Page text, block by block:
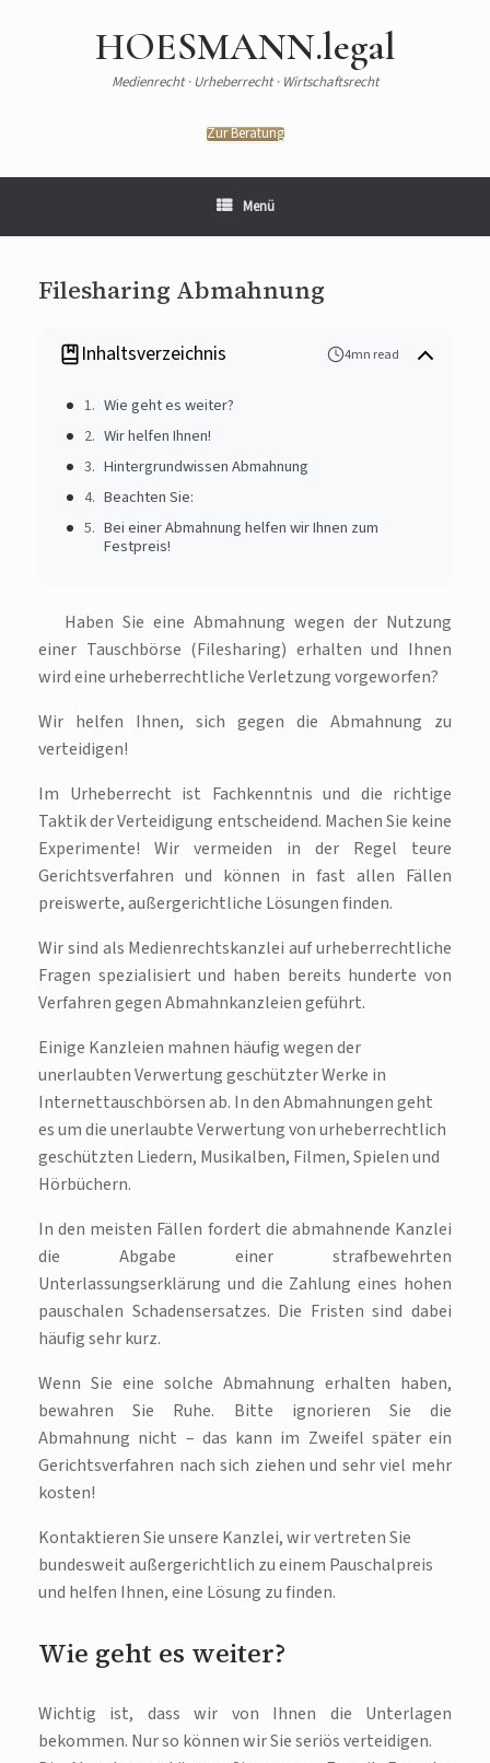
HOESMANN.legal
Medienrecht · Urheberrecht · Wirtschaftsrecht
Zur Beratung
Menü
Filesharing Abmahnung
Inhaltsverzeichnis 4mn read
Wie geht es weiter?
Wir helfen Ihnen!
Hintergrundwissen Abmahnung
Beachten Sie:
Bei einer Abmahnung helfen wir Ihnen zum
Festpreis!
Haben Sie eine Abmahnung wegen der Nutzung
einer Tauschbörse (Filesharing) erhalten und Ihnen
wird eine urheberrechtliche Verletzung vorgeworfen?
Wir helfen Ihnen, sich gegen die Abmahnung zu
verteidigen!
Im Urheberrecht ist Fachkenntnis und die richtige
Taktik der Verteidigung entscheidend. Machen Sie keine
Experimente! Wir vermeiden in der Regel teure
Gerichtsverfahren und können in fast allen Fällen
preiswerte, außergerichtliche Lösungen finden.
Wir sind als Medienrechtskanzlei auf urheberrechtliche
Fragen spezialisiert und haben bereits hunderte von
Verfahren gegen Abmahnkanzleien geführt.
Einige Kanzleien mahnen häufig wegen der
unerlaubten Verwertung geschützter Werke in
Internettauschbörsen ab. In den Abmahnungen geht
es um die unerlaubte Verwertung von urheberrechtlich
geschützten Liedern, Musikalben, Filmen, Spielen und
Hörbüchern.
In den meisten Fällen fordert die abmahnende Kanzlei
die Abgabe einer strafbewehrten
Unterlassungserklärung und die Zahlung eines hohen
pauschalen Schadensersatzes. Die Fristen sind dabei
häufig sehr kurz.
Wenn Sie eine solche Abmahnung erhalten haben,
bewahren Sie Ruhe. Bitte ignorieren Sie die
Abmahnung nicht – das kann im Zweifel später ein
Gerichtsverfahren nach sich ziehen und sehr viel mehr
kosten!
Kontaktieren Sie unsere Kanzlei, wir vertreten Sie
bundesweit außergerichtlich zu einem Pauschalpreis
und helfen Ihnen, eine Lösung zu finden.
Wie geht es weiter?
Wichtig ist, dass wir von Ihnen die Unterlagen
bekommen. Nur so können wir Sie seriös verteidigen.